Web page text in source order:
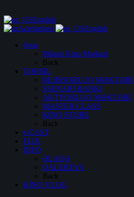
English
Azerbaijani
English
Əsas
Müasir Kino Mərkəzi
Back
TƏHSİL
REJİSSORLUQ MƏKTƏBİ
SSENARİ BANKI
AKTYORLUQ MƏKTƏBİ
MASTER CLASS
KİNO STORE
Back
e-CAST
FLIX
İNFO
ƏLAQƏ
QALEREYA
Back
KİNO VLOG